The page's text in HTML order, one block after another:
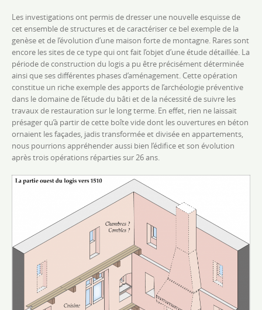
Les investigations ont permis de dresser une nouvelle esquisse de
cet ensemble de structures et de caractériser ce bel exemple de la
genèse et de l’évolution d’une maison forte de montagne. Rares sont
encore les sites de ce type qui ont fait l’objet d’une étude détaillée. La
période de construction du logis a pu être précisément déterminée
ainsi que ses différentes phases d’aménagement. Cette opération
constitue un riche exemple des apports de l’archéologie préventive
dans le domaine de l’étude du bâti et de la nécessité de suivre les
travaux de restauration sur le long terme. En effet, rien ne laissait
présager qu’à partir de cette boîte vide dont les ouvertures en béton
ornaient les façades, jadis transformée et divisée en appartements,
nous pourrions appréhender aussi bien l’édifice et son évolution
après trois opérations réparties sur 26 ans.